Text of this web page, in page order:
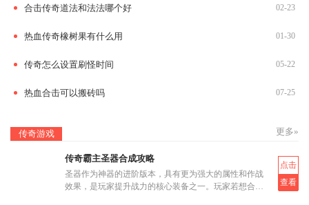
合击传奇道法和法法哪个好 02-23
热血传奇橡树果有什么用 01-30
传奇怎么设置刷怪时间 05-22
热血合击可以搬砖吗 07-25
传奇游戏 更多»
传奇霸主圣器合成攻略
圣器作为神器的进阶版本，具有更为强大的属性和作战
效果，是玩家提升战力的核心装备之一。玩家若想合成
点击
查看